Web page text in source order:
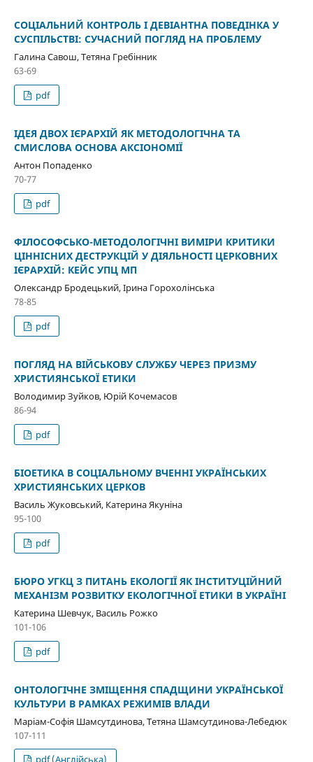
СОЦІАЛЬНИЙ КОНТРОЛЬ І ДЕВІАНТНА ПОВЕДІНКА У
СУСПІЛЬСТВІ: СУЧАСНИЙ ПОГЛЯД НА ПРОБЛЕМУ
Галина Савош, Тетяна Гребінник
63-69
pdf
ІДЕЯ ДВОХ ІЄРАРХІЙ ЯК МЕТОДОЛОГІЧНА ТА
СМИСЛОВА ОСНОВА АКСІОНОМІЇ
Антон Попаденко
70-77
pdf
ФІЛОСОФСЬКО-МЕТОДОЛОГІЧНІ ВИМІРИ КРИТИКИ
ЦІННІСНИХ ДЕСТРУКЦІЙ У ДІЯЛЬНОСТІ ЦЕРКОВНИХ
ІЄРАРХІЙ: КЕЙС УПЦ МП
Олександр Бродецький, Ірина Горохолінська
78-85
pdf
ПОГЛЯД НА ВІЙСЬКОВУ СЛУЖБУ ЧЕРЕЗ ПРИЗМУ
ХРИСТИЯНСЬКОЇ ЕТИКИ
Володимир Зуйков, Юрій Кочемасов
86-94
pdf
БІОЕТИКА В СОЦІАЛЬНОМУ ВЧЕННІ УКРАЇНСЬКИХ
ХРИСТИЯНСЬКИХ ЦЕРКОВ
Василь Жуковський, Катерина Якуніна
95-100
pdf
БЮРО УГКЦ З ПИТАНЬ ЕКОЛОГІЇ ЯК ІНСТИТУЦІЙНИЙ
МЕХАНІЗМ РОЗВИТКУ ЕКОЛОГІЧНОЇ ЕТИКИ В УКРАЇНІ
Катерина Шевчук, Василь Рожко
101-106
pdf
ОНТОЛОГІЧНЕ ЗМІЩЕННЯ СПАДЩИНИ УКРАЇНСЬКОЇ
КУЛЬТУРИ В РАМКАХ РЕЖИМІВ ВЛАДИ
Маріам-Софія Шамсутдинова, Тетяна Шамсутдинова-Лебедюк
107-111